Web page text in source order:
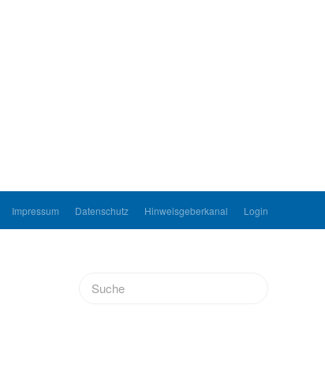
Impressum Datenschutz Hinweisgeberkanal Login